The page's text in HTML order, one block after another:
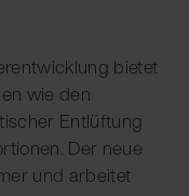
bietet
wie den
Entlüftung
Der neue
und arbeitet